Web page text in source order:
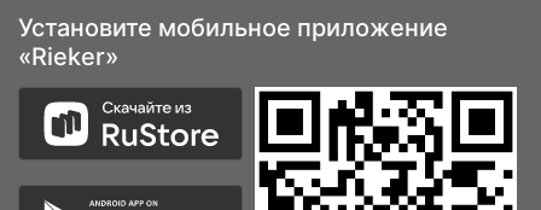
Установите мобильное приложение
«Rieker»